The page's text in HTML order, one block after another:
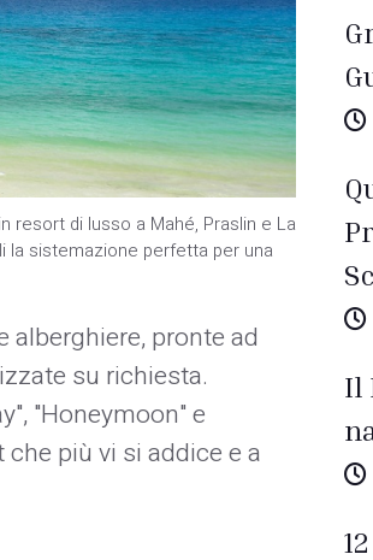
resort di lusso a Mahé, Praslin e La
la sistemazione perfetta per una
pronte ad
su richiesta.
"Honeymoon" e
più vi si addice e a
Il